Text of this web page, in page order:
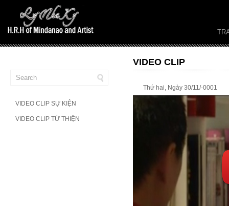
VIDEO CLIP SỰ KIỆN
VIDEO CLIP TỪ THIỆN
VIDEO CLIP
Thứ hai, Ngày 30/11/-0001